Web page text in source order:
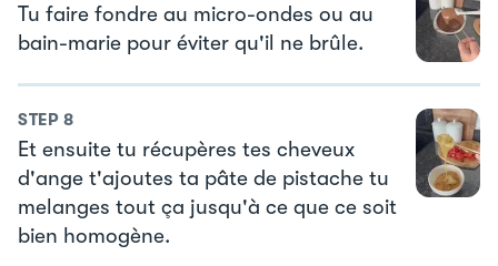
Tu faire fondre au micro-ondes ou au
bain-marie pour éviter qu'il ne brûle.
STEP 8
Et ensuite tu récupères tes cheveux
d'ange t'ajoutes ta pâte de pistache tu
melanges tout ça jusqu'à ce que ce soit
bien homogène.